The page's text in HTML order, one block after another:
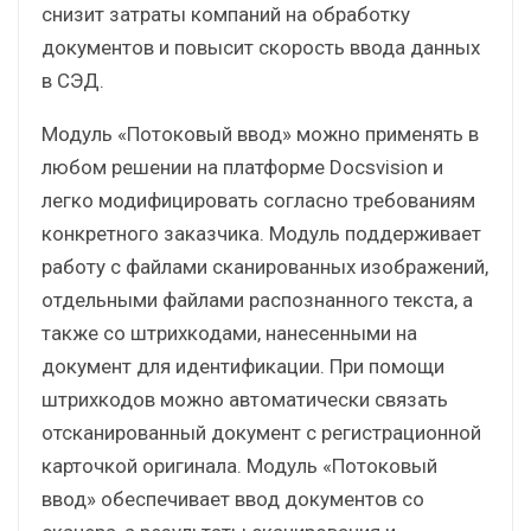
снизит затраты компаний на обработку
документов и повысит скорость ввода данных
в СЭД.
Модуль «Потоковый ввод» можно применять в
любом решении на платформе Docsvision и
легко модифицировать согласно требованиям
конкретного заказчика. Модуль поддерживает
работу с файлами сканированных изображений,
отдельными файлами распознанного текста, а
также со штрихкодами, нанесенными на
документ для идентификации. При помощи
штрихкодов можно автоматически связать
отсканированный документ с регистрационной
карточкой оригинала. Модуль «Потоковый
ввод» обеспечивает ввод документов со